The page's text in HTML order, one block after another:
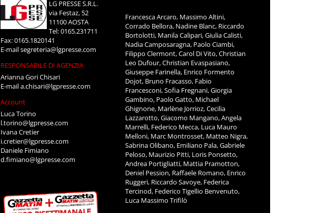
LG PRESSE S.R.L.
via Festaz, 52
11100 AOSTA
Tel: 0165.231711
Fax: 0165.1820141
E-mailsegreteria@lgpresse.com
RESPONSABILE DI AGENZIA
Arianna Gori Chisari
E-maila.chisari@lgpresse.com
Account
Luca Torino
l.torino@lgpresse.com
Ivana Cretier
i.cretier@lgpresse.com
Daniele Fimiano
d.fimiano@lgpresse.com
Francesca Arcaro, Massimo Altini,
Corrado Bellora, Nadine Blanc, Riccardo
Bortolotti, Manila Calipari, Giulia Calisti,
Nadia Camposaragna, Paolo Ciambi,
Filippo Clermont, Carol Di Vito, Christian
Leo Dufour, Christian Evaspasiano,
Giuseppe Farinella, Enrico Formento
Dojot, Bruno Fracasso, Fabio
Francesconi, Sofia Fregnani, Giorgia
Gambino, Paolo Gatto, Michael
Ghignone, Marlène Jorrioz, Cecilia
Lazzarotto, Giacomo Mangano, Angela
Marrelli, Federico Mecca, Luca Mauro
Melloni, Marc Montrosset, Matteo Nigra,
Sabrina Olibano, Emiliano Pala, Gabriele
Peloso, Maurizio Pitti, Loris Ponsetto,
Andrea Portigliatti, Mattia Pramotton,
Deniel Pession, Raffaele Romano, Enrico
Ruggeri, Riccardo Savoye, Federica
Tercinod, Federico Tigellio Benvenuto,
Luca Massimo Trifilò